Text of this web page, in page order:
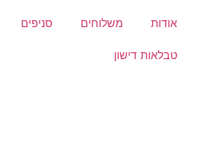
אודות משלוחים סניפים
טבלאות דישון